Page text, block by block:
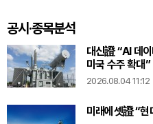
공시·종목분석
대신證 “AI 데
미국 수주 확대”
2026.08.04 11:12
미래에셋證 “현